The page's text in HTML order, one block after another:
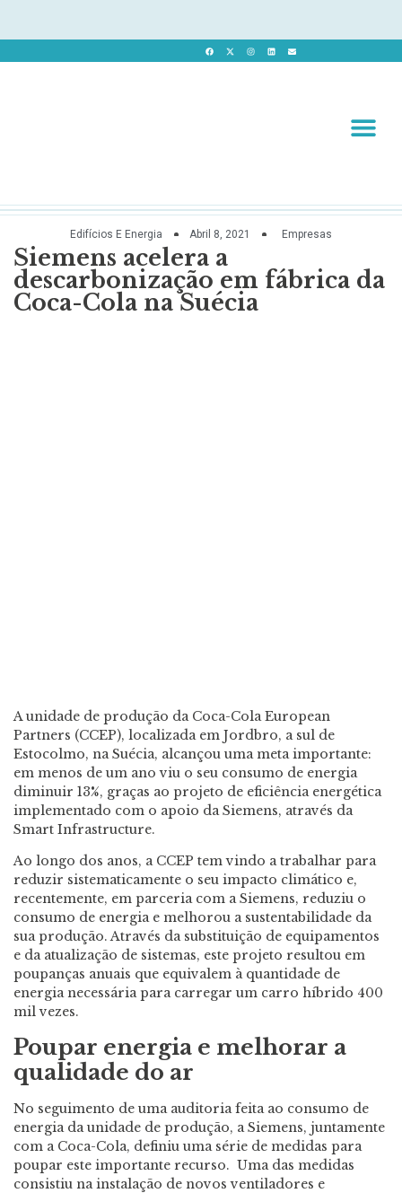
Edifícios E Energia Abril 8, 2021 Empresas
Siemens acelera a
descarbonização em fábrica da
Coca-Cola na Suécia
A unidade de produção da Coca-Cola European
Partners (CCEP), localizada em Jordbro, a sul de
Estocolmo, na Suécia, alcançou uma meta importante:
em menos de um ano viu o seu consumo de energia
diminuir 13%, graças ao projeto de eficiência energética
implementado com o apoio da Siemens, através da
Smart Infrastructure.
Ao longo dos anos, a CCEP tem vindo a trabalhar para
reduzir sistematicamente o seu impacto climático e,
recentemente, em parceria com a Siemens, reduziu o
consumo de energia e melhorou a sustentabilidade da
sua produção. Através da substituição de equipamentos
e da atualização de sistemas, este projeto resultou em
poupanças anuais que equivalem à quantidade de
energia necessária para carregar um carro híbrido 400
mil vezes.
Poupar energia e melhorar a
qualidade do ar
No seguimento de uma auditoria feita ao consumo de
energia da unidade de produção, a Siemens, juntamente
com a Coca-Cola, definiu uma série de medidas para
poupar este importante recurso. Uma das medidas
consistiu na instalação de novos ventiladores e